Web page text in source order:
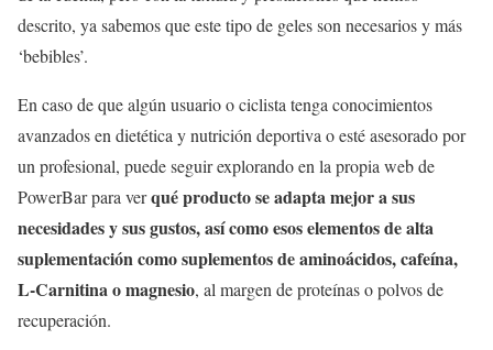
descrito, ya sabemos que este tipo de geles son necesarios y más
‘bebibles’.
En caso de que algún usuario o ciclista tenga conocimientos
avanzados en dietética y nutrición deportiva o esté asesorado por
un profesional, puede seguir explorando en la propia web de
PowerBar para verqué producto se adapta mejor a sus
necesidades y sus gustos, así como esos elementos de alta
suplementación como suplementos de aminoácidos, cafeína,
L-Carnitina o magnesio, al margen de proteínas o polvos de
recuperación.